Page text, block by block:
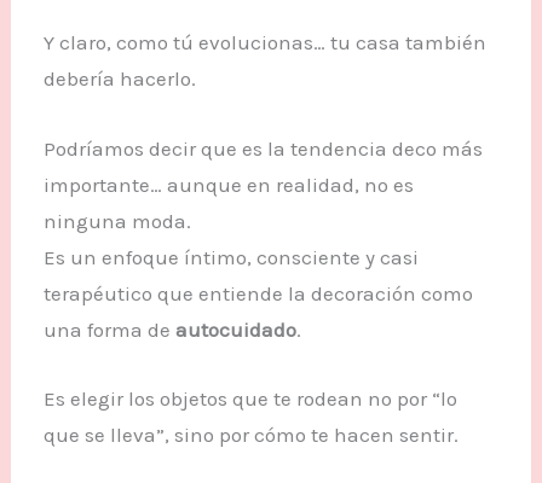
Y claro, como tú evolucionas… tu casa también
debería hacerlo.
Podríamos decir que es la tendencia deco más
importante… aunque en realidad, no es
ninguna moda.
Es un enfoque íntimo, consciente y casi
terapéutico que entiende la decoración como
una forma deautocuidado.
Es elegir los objetos que te rodean no por “lo
que se lleva”, sino por cómo te hacen sentir.